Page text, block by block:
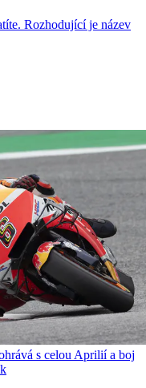
Rozhodující je název
s celou Aprilií a boj